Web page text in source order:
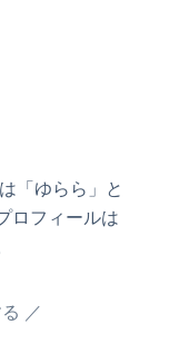
「ゆらら」と
ロフィールは